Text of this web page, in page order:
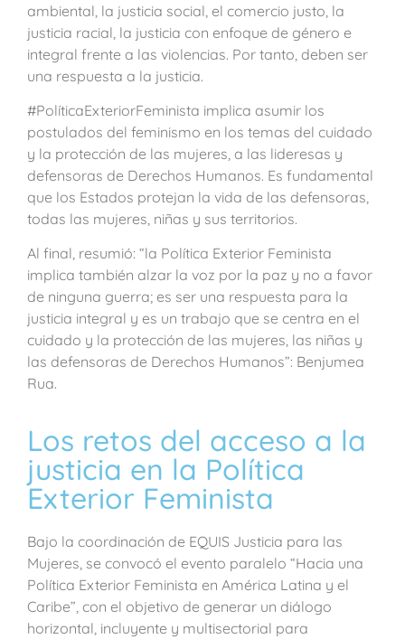
ambiental, la justicia social, el comercio justo, la
justicia racial, la justicia con enfoque de género e
integral frente a las violencias. Por tanto, deben ser
una respuesta a la justicia.
#PolíticaExteriorFeminista implica asumir los
postulados del feminismo en los temas del cuidado
y la protección de las mujeres, a las lideresas y
defensoras de Derechos Humanos. Es fundamental
que los Estados protejan la vida de las defensoras,
todas las mujeres, niñas y sus territorios.
Al final, resumió: “la Política Exterior Feminista
implica también alzar la voz por la paz y no a favor
de ninguna guerra; es ser una respuesta para la
justicia integral y es un trabajo que se centra en el
cuidado y la protección de las mujeres, las niñas y
las defensoras de Derechos Humanos”: Benjumea
Rua.
Los retos del acceso a la
justicia en la Política
Exterior Feminista
Bajo la coordinación de EQUIS Justicia para las
Mujeres, se convocó el evento paralelo “Hacia una
Política Exterior Feminista en América Latina y el
Caribe”, con el objetivo de generar un diálogo
horizontal, incluyente y multisectorial para